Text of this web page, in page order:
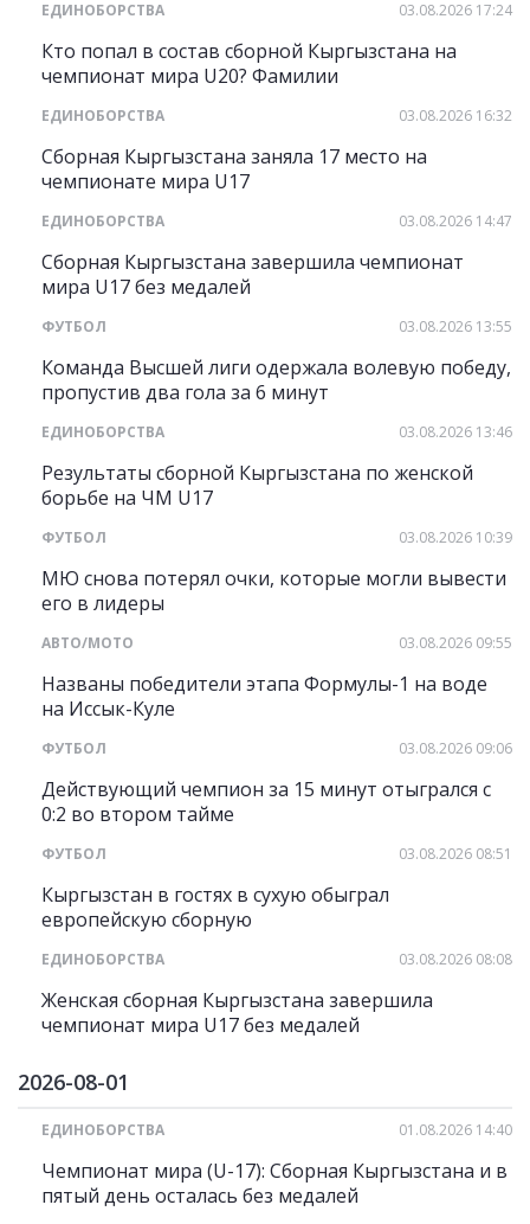
ЕДИНОБОРСТВА 03.08.2026 17:24
Кто попал в состав сборной Кыргызстана на
чемпионат мира U20? Фамилии
ЕДИНОБОРСТВА 03.08.2026 16:32
Сборная Кыргызстана заняла 17 место на
чемпионате мира U17
ЕДИНОБОРСТВА 03.08.2026 14:47
Сборная Кыргызстана завершила чемпионат
мира U17 без медалей
ФУТБОЛ 03.08.2026 13:55
Команда Высшей лиги одержала волевую победу,
пропустив два гола за 6 минут
ЕДИНОБОРСТВА 03.08.2026 13:46
Результаты сборной Кыргызстана по женской
борьбе на ЧМ U17
ФУТБОЛ 03.08.2026 10:39
МЮ снова потерял очки, которые могли вывести
его в лидеры
АВТО/МОТО 03.08.2026 09:55
Названы победители этапа Формулы-1 на воде
на Иссык-Куле
ФУТБОЛ 03.08.2026 09:06
Действующий чемпион за 15 минут отыгрался с
0:2 во втором тайме
ФУТБОЛ 03.08.2026 08:51
Кыргызстан в гостях в сухую обыграл
европейскую сборную
ЕДИНОБОРСТВА 03.08.2026 08:08
Женская сборная Кыргызстана завершила
чемпионат мира U17 без медалей
2026-08-01
ЕДИНОБОРСТВА 01.08.2026 14:40
Чемпионат мира (U-17): Сборная Кыргызстана и в
пятый день осталась без медалей